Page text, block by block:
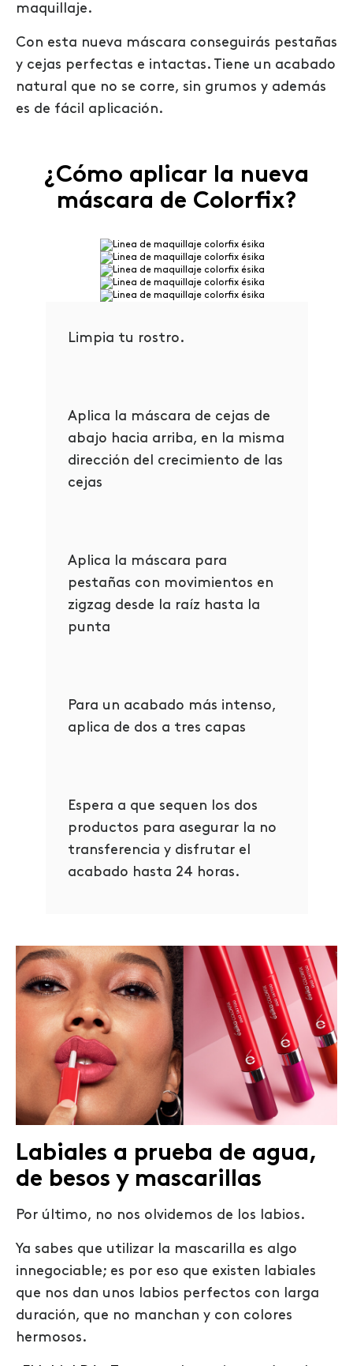
maquillaje.
Con esta nueva máscara conseguirás pestañas
y cejas perfectas e intactas. Tiene un acabado
natural que no se corre, sin grumos y además
es de fácil aplicación.
¿Cómo aplicar la nueva
máscara de Colorfix?
Limpia tu rostro.
Aplica la máscara de cejas de
abajo hacia arriba, en la misma
dirección del crecimiento de las
cejas
Aplica la máscara para
pestañas con movimientos en
zigzag desde la raíz hasta la
punta
Para un acabado más intenso,
aplica de dos a tres capas
Espera a que sequen los dos
productos para asegurar la no
transferencia y disfrutar el
acabado hasta 24 horas.
Labiales a prueba de agua,
de besos y mascarillas
Por último, no nos olvidemos de los labios.
Ya sabes que utilizar la mascarilla es algo
innegociable; es por eso que existen labiales
que nos dan unos labios perfectos con larga
duración, que no manchan y con colores
hermosos.